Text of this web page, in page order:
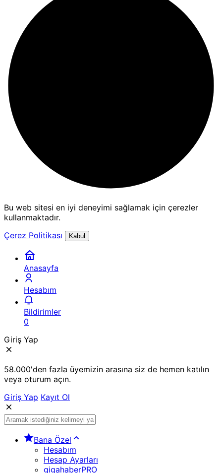
Bu web sitesi en iyi deneyimi sağlamak için çerezler
kullanmaktadır.
Çerez Politikası
Kabul
Anasayfa
Hesabım
Bildirimler
0
Giriş Yap
58.000'den fazla üyemizin arasına siz de hemen katılın
veya oturum açın.
Giriş Yap Kayıt Ol
Bana Özel
Hesabım
Hesap Ayarları
gigahaberPRO